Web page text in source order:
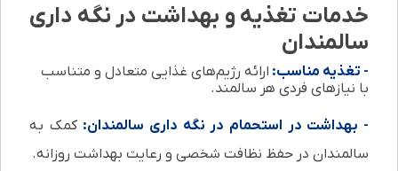
خدمات تغذیه و بهداشت در نگه داری
سالمندان
- تغذیه مناسب: ارائه رژیم‌های غذایی متعادل و متناسب
با نیازهای فردی هر سالمند.
- بهداشت در استحمام در نگه داری سالمندان: کمک به
سالمندان در حفظ نظافت شخصی و رعایت بهداشت روزانه.